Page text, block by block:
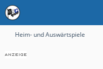
Heim- und Auswärtspiele